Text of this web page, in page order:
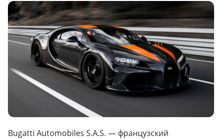
Bugatti Automobiles S.A.S. — французский